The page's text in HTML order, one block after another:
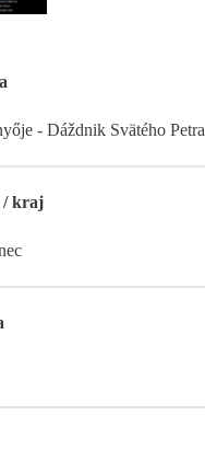
- Dáždnik Svätého Petra
/ kraj